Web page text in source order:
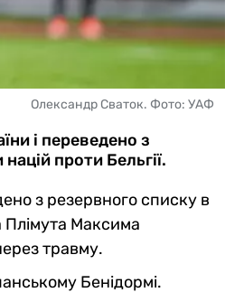
Олександр Сваток. Фото: УАФ
і переведено з
проти Бельгії.
з резервного списку в
Плімута Максима
травму.
Бенідормі.